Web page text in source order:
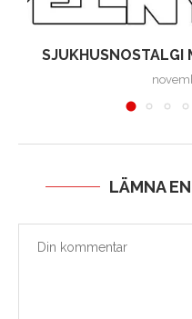
SJUKHUSNOSTALGI
LÄMNA